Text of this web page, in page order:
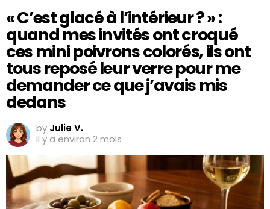
« C’est glacé à l’intérieur ? » :
quand mes invités ont croqué
ces mini poivrons colorés, ils ont
tous reposé leur verre pour me
demander ce que j’avais mis
dedans
by Julie V.
il y a environ 2 mois